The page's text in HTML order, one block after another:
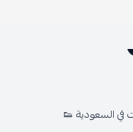
في السعودية 👟